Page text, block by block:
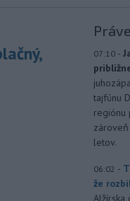
07:10 -
tajfúnu
regiónu
letov.
06:02 -
že
Alžírska